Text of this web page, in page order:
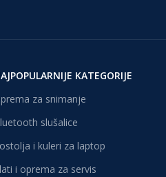
KATEGORIJE
za snimanje
slušalice
i kuleri za laptop
i oprema za servis